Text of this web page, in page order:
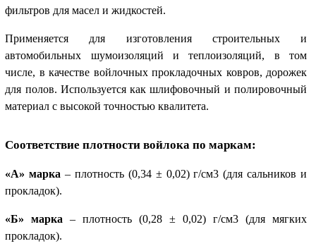
фильтров для масел и жидкостей.
Применяется для изготовления строительных и
автомобильных шумоизоляций и теплоизоляций, в том
числе, в качестве войлочных прокладочных ковров, дорожек
для полов. Используется как шлифовочный и полировочный
материал с высокой точностью квалитета.
Соответствие плотности войлока по маркам:
«А» марка – плотность (0,34 ± 0,02) г/см3 (для сальников и
прокладок).
«Б» марка – плотность (0,28 ± 0,02) г/см3 (для мягких
прокладок).